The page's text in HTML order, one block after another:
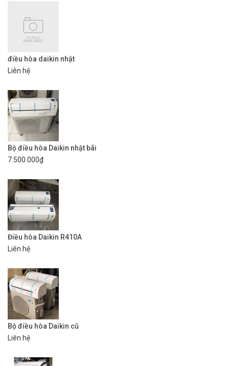
điều hòa daikin nhật
Liên hệ
Bộ điều hòa Daikin nhật bãi
7.500.000₫
Điều hòa Daikin R410A
Liên hệ
Bộ điều hòa Daikin cũ
Liên hệ